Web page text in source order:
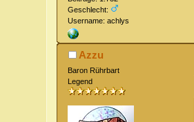
Geschlecht:
Username: achlys
Azzu
Baron Rührbart
Legend